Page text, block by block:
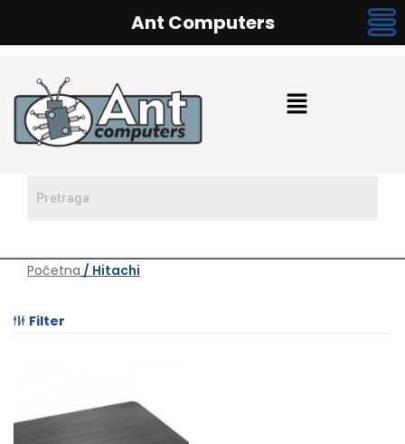
Početna / Hitachi
Filter
Ant Computers